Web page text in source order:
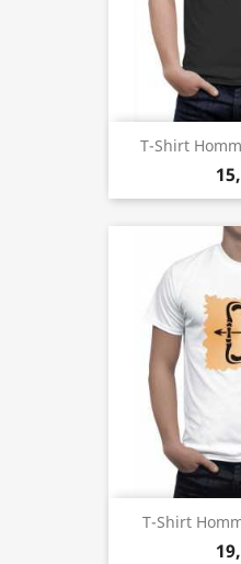
T-Shirt
T-Shirt